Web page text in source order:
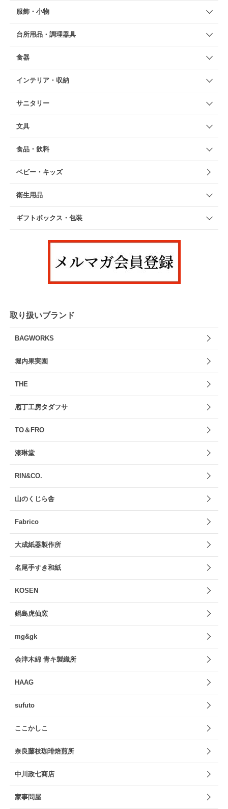
服飾・小物
台所用品・調理器具
食器
インテリア・収納
サニタリー
文具
食品・飲料
ベビー・キッズ
衛生用品
ギフトボックス・包装
取り扱いブランド
BAGWORKS
堀内果実園
THE
庖丁工房タダフサ
TO＆FRO
漆琳堂
RIN&CO.
山のくじら舎
Fabrico
大成紙器製作所
名尾手すき和紙
KOSEN
鍋島虎仙窯
mg&gk
会津木綿 青キ製織所
HAAG
sufuto
ここかしこ
奈良藤枝珈琲焙煎所
中川政七商店
家事問屋